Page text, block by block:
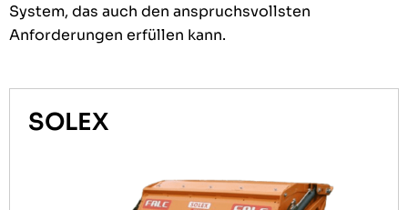
System, das auch den anspruchsvollsten
Anforderungen erfüllen kann.
SOLEX